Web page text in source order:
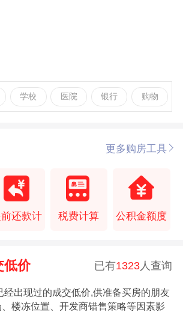
学校 医院 银行 购物
更多购房工具
还款计 税费计算 公积金额度
低价 已有1323人查询
经出现过的成交低价,供准备买房的朋友
楼冻位置、开发商错售策略等因素影